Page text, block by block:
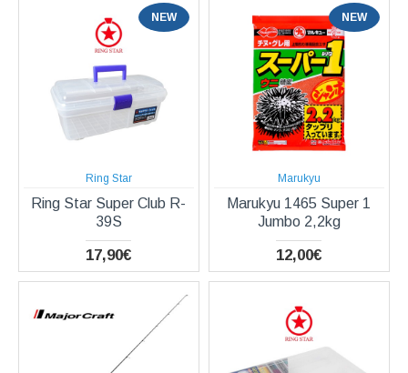
NEW
Ring Star
Ring Star Super Club R-
39S
17,90€
NEW
Marukyu
Marukyu 1465 Super 1
Jumbo 2,2kg
12,00€